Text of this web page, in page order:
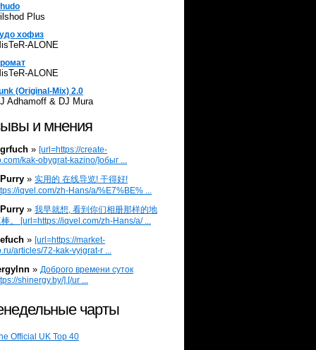
Plus
хофиз
ALONE
ALONE
(Original-Mix) 2.0
Adhamoff & DJ Mura
и мнения
» [url=https://create-
kak-obygrat-kazino/]обыг ...
» 实用的 在线导览! 干得好!
iqvel.com/zh-Hans/a/%E7%BE% ...
» 我早就想, 看到你们相册那样的地
。 [url=https://iqvel.com/zh-Hans/a/ ...
» [url=https://market-
articles/72-kak-vyigrat-r ...
» Доброго времени суток
shinergy.by/].[/ur ...
чарты
Official UK Top 40